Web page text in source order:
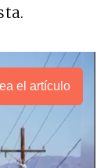
el artículo